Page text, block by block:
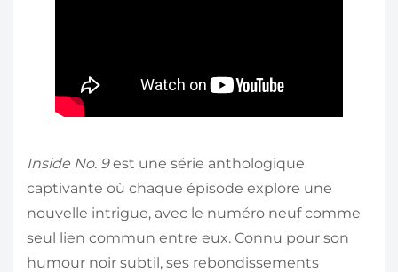
Inside No. 9est une série anthologique
captivante où chaque épisode explore une
nouvelle intrigue, avec le numéro neuf comme
seul lien commun entre eux. Connu pour son
humour noir subtil, ses rebondissements